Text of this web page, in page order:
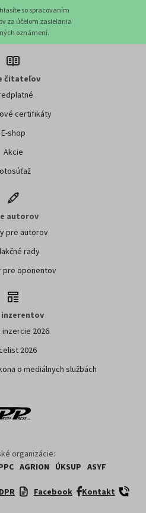
so spracovaním
za účelom zasielania
oznámení.
čitateľov
certifikáty
E-shop
Akcie
autorov
pre autorov
rady
pre oponentov
inzerentov
inzercie 2026
2026
o mediálnych službách
organizácie:
AGRION ÚKSUP ASYF
Facebook Kontakt